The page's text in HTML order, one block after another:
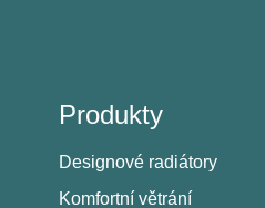
Produkty
Designové radiátory
Komfortní větrání